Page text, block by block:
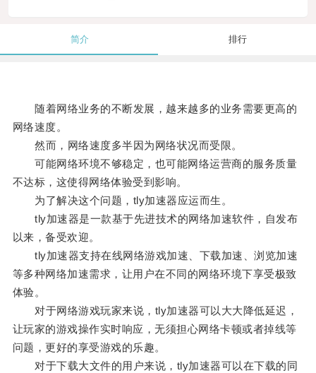
简介 排行
随着网络业务的不断发展，越来越多的业务需要更高的
网络速度。
然而，网络速度多半因为网络状况而受限。
可能网络环境不够稳定，也可能网络运营商的服务质量
不达标，这使得网络体验受到影响。
为了解决这个问题，tly加速器应运而生。
tly加速器是一款基于先进技术的网络加速软件，自发布
以来，备受欢迎。
tly加速器支持在线网络游戏加速、下载加速、浏览加速
等多种网络加速需求，让用户在不同的网络环境下享受极致
体验。
对于网络游戏玩家来说，tly加速器可以大大降低延迟，
让玩家的游戏操作实时响应，无须担心网络卡顿或者掉线等
问题，更好的享受游戏的乐趣。
对于下载大文件的用户来说，tly加速器可以在下载的同